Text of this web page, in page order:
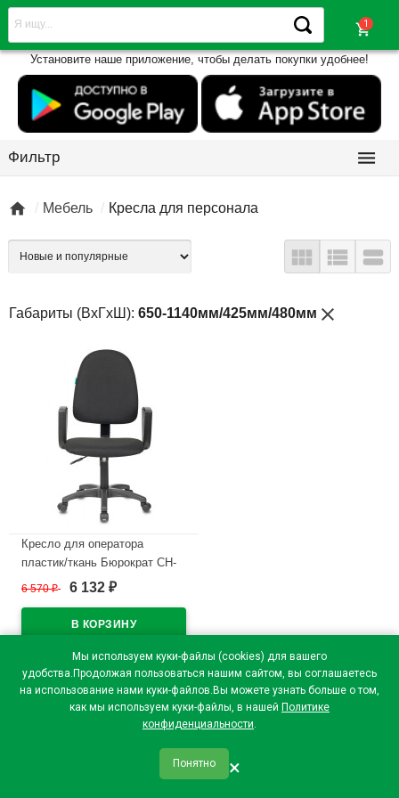
Мы используем куки-файлы (cookies) для вашего
удобства.Продолжая пользоваться нашим сайтом, вы соглашаетесь
на использование нами куки-файлов.Вы можете узнать больше о том,
как мы используем куки-файлы, в нашей Политике
конфиденциальности.
Понятно ×
shopping_cart
Установите наше приложение, чтобы делать покупки удобнее!
Фильтр 
 Мебель Кресла для персонала
  
Габариты (ВхГхШ): 650-1140мм/425мм/480мм close
Кресло для оператора
пластик/ткань Бюрократ CH-
1300N черный
6 570₽ 6 132 ₽
qr_code